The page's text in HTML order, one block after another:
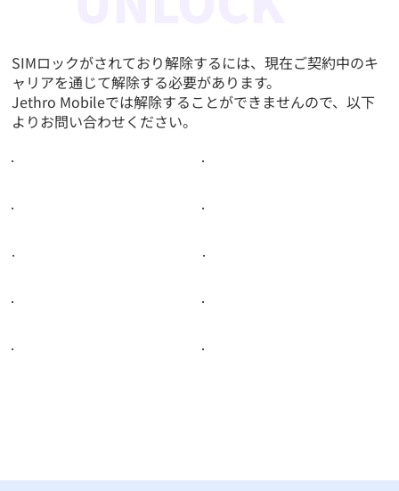
SIMロックがされており解除するには、現在ご契約中のキ
ャリアを通じて解除する必要があります。
Jethro Mobileでは解除することができませんので、以下
よりお問い合わせください。